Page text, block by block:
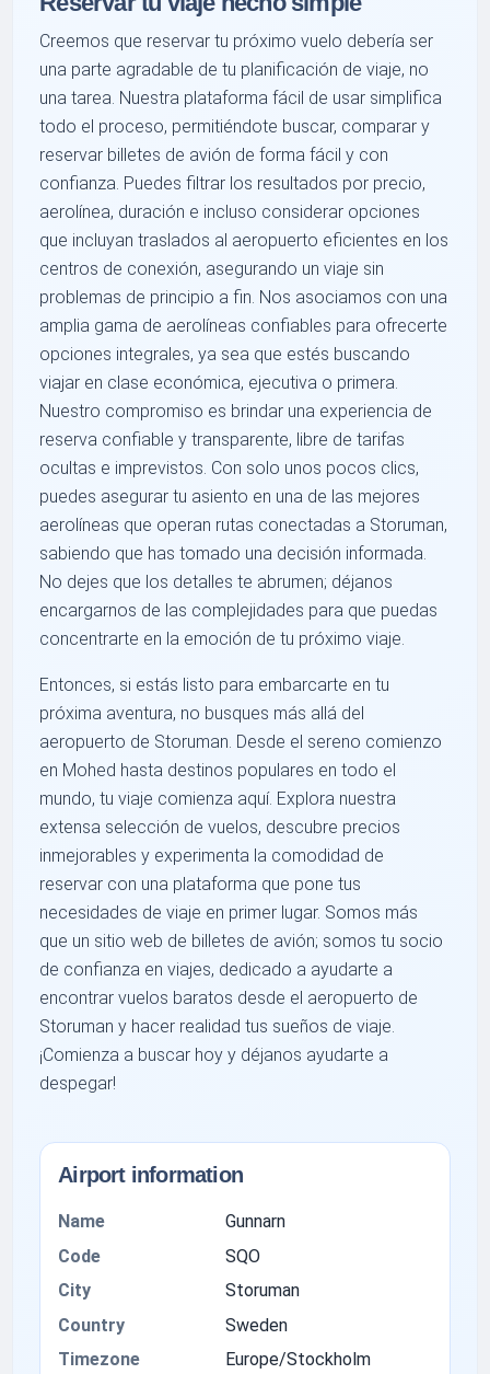
Creemos que reservar tu próximo vuelo debería ser
una parte agradable de tu planificación de viaje, no
una tarea. Nuestra plataforma fácil de usar simplifica
todo el proceso, permitiéndote buscar, comparar y
reservar billetes de avión de forma fácil y con
confianza. Puedes filtrar los resultados por precio,
aerolínea, duración e incluso considerar opciones
que incluyan traslados al aeropuerto eficientes en los
centros de conexión, asegurando un viaje sin
problemas de principio a fin. Nos asociamos con una
amplia gama de aerolíneas confiables para ofrecerte
opciones integrales, ya sea que estés buscando
viajar en clase económica, ejecutiva o primera.
Nuestro compromiso es brindar una experiencia de
reserva confiable y transparente, libre de tarifas
ocultas e imprevistos. Con solo unos pocos clics,
puedes asegurar tu asiento en una de las mejores
aerolíneas que operan rutas conectadas a Storuman,
sabiendo que has tomado una decisión informada.
No dejes que los detalles te abrumen; déjanos
encargarnos de las complejidades para que puedas
concentrarte en la emoción de tu próximo viaje.
Entonces, si estás listo para embarcarte en tu
próxima aventura, no busques más allá del
aeropuerto de Storuman. Desde el sereno comienzo
en Mohed hasta destinos populares en todo el
mundo, tu viaje comienza aquí. Explora nuestra
extensa selección de vuelos, descubre precios
inmejorables y experimenta la comodidad de
reservar con una plataforma que pone tus
necesidades de viaje en primer lugar. Somos más
que un sitio web de billetes de avión; somos tu socio
de confianza en viajes, dedicado a ayudarte a
encontrar vuelos baratos desde el aeropuerto de
Storuman y hacer realidad tus sueños de viaje.
¡Comienza a buscar hoy y déjanos ayudarte a
despegar!
Airport information
Name
Gunnarn
Code
SQO
City
Storuman
Country
Sweden
Timezone
Europe/Stockholm